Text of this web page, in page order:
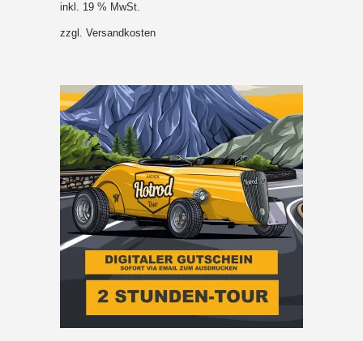
inkl. 19 % MwSt.
zzgl. Versandkosten